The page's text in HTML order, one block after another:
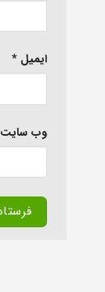
ایمیل *
وب‌ سایت